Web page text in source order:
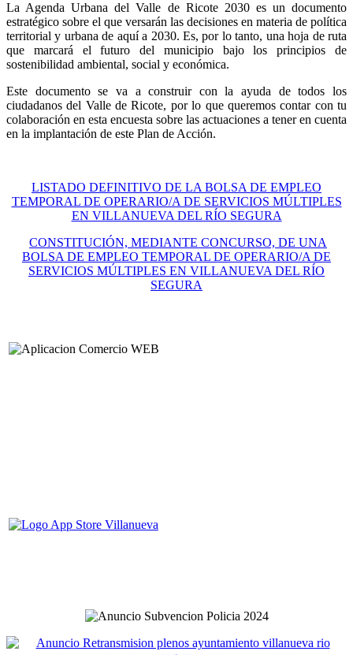
La Agenda Urbana del Valle de Ricote 2030 es un documento
estratégico sobre el que versarán las decisiones en materia de política
territorial y urbana de aquí a 2030. Es, por lo tanto, una hoja de ruta
que marcará el futuro del municipio bajo los principios de
sostenibilidad ambiental, social y económica.
Este documento se va a construir con la ayuda de todos los
ciudadanos del Valle de Ricote, por lo que queremos contar con tu
colaboración en esta encuesta sobre las actuaciones a tener en cuenta
en la implantación de este Plan de Acción.
LISTADO DEFINITIVO DE LA BOLSA DE EMPLEO
TEMPORAL DE OPERARIO/A DE SERVICIOS MÚLTIPLES
EN VILLANUEVA DEL RÍO SEGURA
CONSTITUCIÓN, MEDIANTE CONCURSO, DE UNA
BOLSA DE EMPLEO TEMPORAL DE OPERARIO/A DE
SERVICIOS MÚLTIPLES EN VILLANUEVA DEL RÍO
SEGURA